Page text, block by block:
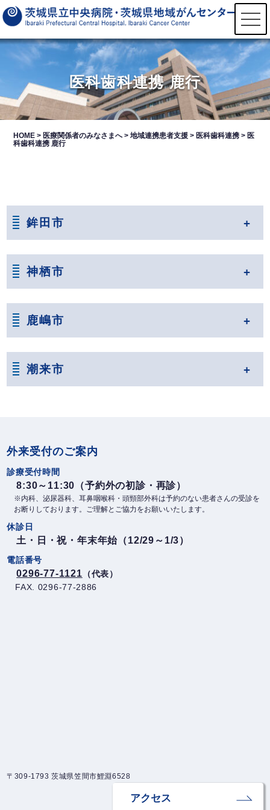
t
o
g
g
l
a
v
i
g
a
t
i
医科歯科連携 鹿行
HOME > 医療関係者のみなさまへ>地域連携患者支援 > 医科歯科連携 > 医
科歯科連携 鹿行
鉾田市
神栖市
鹿嶋市
潮来市
外来受付のご案内
診療受付時間
8:30～11:30（予約外の初診・再診）
※内科、泌尿器科、耳鼻咽喉科・頭頸部外科は予約のない患者さんの受診を
お断りしております。ご理解とご協力をお願いいたします。
休診日
土・日・祝・年末年始（12/29～1/3）
電話番号
0296-77-1121 （代表）
FAX. 0296-77-2886
〒309-1793 茨城県笠間市鯉淵6528
アクセス